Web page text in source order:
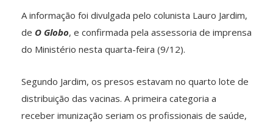
A informação foi divulgada pelo colunista Lauro Jardim,
de O Globo, e confirmada pela assessoria de imprensa
do Ministério nesta quarta-feira (9/12).
Segundo Jardim, os presos estavam no quarto lote de
distribuição das vacinas. A primeira categoria a
receber imunização seriam os profissionais de saúde,